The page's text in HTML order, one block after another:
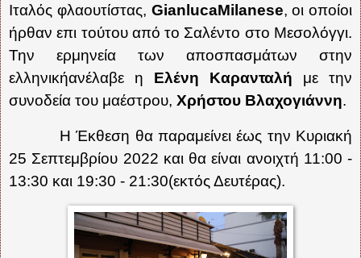
Ιταλός φλαουτίστας, GianlucaMilanese, οι οποίοι
ήρθαν επι τούτου από το Σαλέντο στο Μεσολόγγι.
Την ερμηνεία των αποσπασμάτων στην
ελληνικήανέλαβε η Ελένη Καρανταλή με την
συνοδεία του μαέστρου, Χρήστου Βλαχογιάννη.
Η Έκθεση θα παραμείνει έως την Κυριακή
25 Σεπτεμβρίου 2022 και θα είναι ανοιχτή 11:00 -
13:30 και 19:30 - 21:30(εκτός Δευτέρας).